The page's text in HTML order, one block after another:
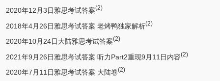
2020年12月3日雅思考试答案(2)
2018年4月26日雅思考试答案 老烤鸭独家解析(2)
2020年10月24日大陆雅思考试答案(2)
2021年9月26日雅思考试答案 听力Part2重现9月11日内容(2)
2020年7月11日雅思考试答案 大陆卷(2)